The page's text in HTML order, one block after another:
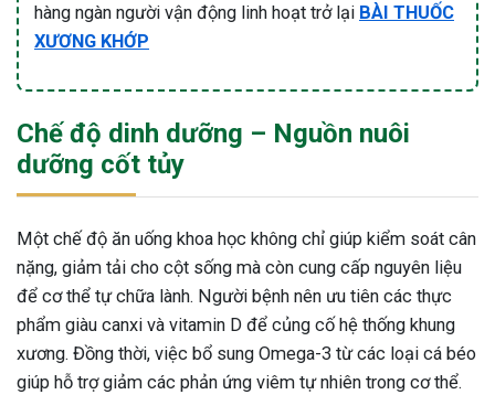
hàng ngàn người vận động linh hoạt trở lại BÀI THUỐC
XƯƠNG KHỚP
Chế độ dinh dưỡng – Nguồn nuôi
dưỡng cốt tủy
Một chế độ ăn uống khoa học không chỉ giúp kiểm soát cân
nặng, giảm tải cho cột sống mà còn cung cấp nguyên liệu
để cơ thể tự chữa lành. Người bệnh nên ưu tiên các thực
phẩm giàu canxi và vitamin D để củng cố hệ thống khung
xương. Đồng thời, việc bổ sung Omega-3 từ các loại cá béo
giúp hỗ trợ giảm các phản ứng viêm tự nhiên trong cơ thể.